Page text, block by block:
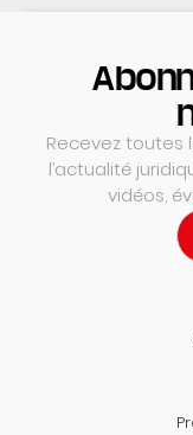
Recevez toutes
l’actualité
vidéos,